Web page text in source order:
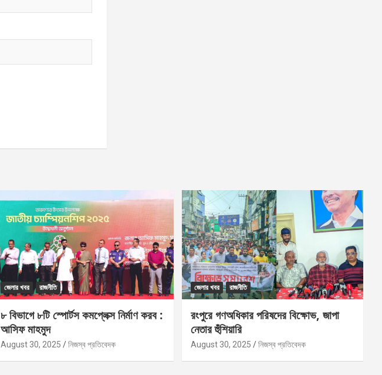
জেলার খবর রাজনীতি
৮ বিভাগে ৮টি স্পোর্টস কমপ্লেক্স নির্মাণ করব :
আসিফ মাহমুদ
August 30, 2025 নিজস্ব প্রতিবেদক
জেলার খবর রাজনীতি
রংপুরে গণঅধিকার পরিষদের বিক্ষোভ, জাপা
নেতার হুঁশিয়ারি
August 30, 2025 নিজস্ব প্রতিবেদক